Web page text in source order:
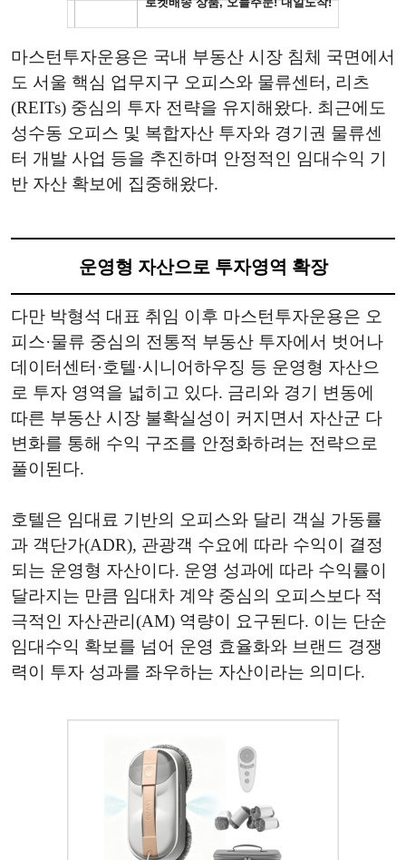
마스턴투자운용은 국내 부동산 시장 침체 국면에서
도 서울 핵심 업무지구 오피스와 물류센터, 리츠
(REITs) 중심의 투자 전략을 유지해왔다. 최근에도
성수동 오피스 및 복합자산 투자와 경기권 물류센
터 개발 사업 등을 추진하며 안정적인 임대수익 기
반 자산 확보에 집중해왔다.
운영형 자산으로 투자영역 확장
다만 박형석 대표 취임 이후 마스턴투자운용은 오
피스·물류 중심의 전통적 부동산 투자에서 벗어나
데이터센터·호텔·시니어하우징 등 운영형 자산으
로 투자 영역을 넓히고 있다. 금리와 경기 변동에
따른 부동산 시장 불확실성이 커지면서 자산군 다
변화를 통해 수익 구조를 안정화하려는 전략으로
풀이된다.
호텔은 임대료 기반의 오피스와 달리 객실 가동률
과 객단가(ADR), 관광객 수요에 따라 수익이 결정
되는 운영형 자산이다. 운영 성과에 따라 수익률이
달라지는 만큼 임대차 계약 중심의 오피스보다 적
극적인 자산관리(AM) 역량이 요구된다. 이는 단순
임대수익 확보를 넘어 운영 효율화와 브랜드 경쟁
력이 투자 성과를 좌우하는 자산이라는 의미다.